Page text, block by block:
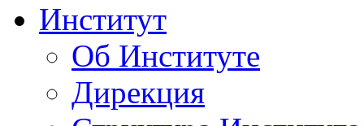
Институт
Об Институте
Дирекция